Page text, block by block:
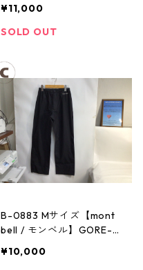
パンツ：メンズBK
¥11,000
SOLD OUT
B-0883 Mサイズ【mont
bell / モンベル】GORE-T
パンツ：メンズBK
¥10,000